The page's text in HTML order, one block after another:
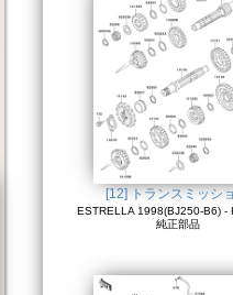
[12] トランスミッシ
ESTRELLA 1998(BJ250-B6) -
純正部品